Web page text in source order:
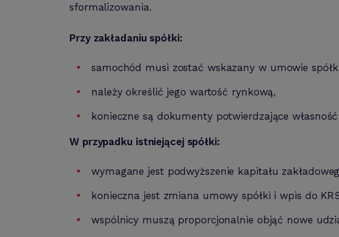
sformalizowania.
Przy zakładaniu spółki:
samochód musi zostać wskazany w umowie
należy określić jego wartość rynkową,
konieczne są dokumenty potwierdzające
W przypadku istniejącej spółki:
wymagane jest podwyższenie kapitału
konieczna jest zmiana umowy spółki i wpis do
wspólnicy muszą proporcjonalnie objąć nowe